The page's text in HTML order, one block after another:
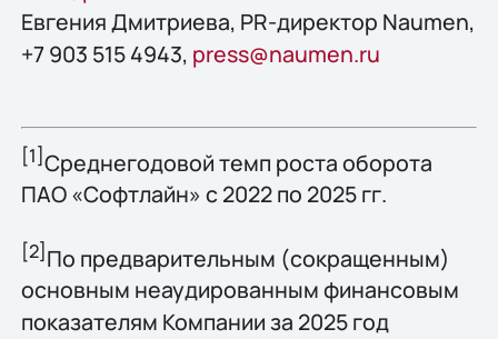
Евгения Дмитриева, PR-директор Naumen,
+7 903 515 4943, press@naumen.ru
[1]Среднегодовой темп роста оборота
ПАО «Софтлайн» с 2022 по 2025 гг.
[2] По предварительным (сокращенным)
основным неаудированным финансовым
показателям Компании за 2025 год